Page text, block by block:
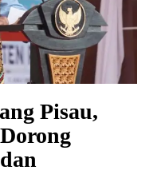
Pisau,